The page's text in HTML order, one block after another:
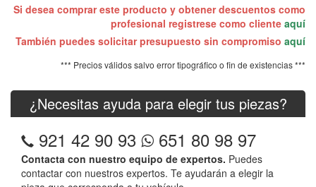
Si desea comprar este producto y obtener descuentos como
profesional registrese como cliente aquí
También puedes solicitar presupuesto sin compromiso aquí
*** Precios válidos salvo error tipográfico o fin de existencias ***
¿Necesitas ayuda para elegir tus piezas?
921 42 90 93 651 80 98 97
Contacta con nuestro equipo de expertos. Puedes
contactar con nuestros expertos. Te ayudarán a elegir la